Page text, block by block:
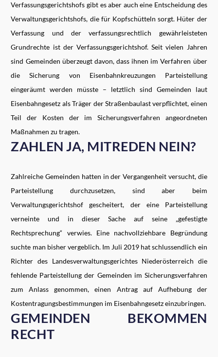
Verfassungsgerichtshofs gibt es aber auch eine Entscheidung des
Verwaltungsgerichtshofs, die für Kopfschütteln sorgt. Hüter der
Verfassung und der verfassungsrechtlich gewährleisteten
Grundrechte ist der Verfassungsgerichtshof. Seit vielen Jahren
sind Gemeinden überzeugt davon, dass ihnen im Verfahren über
die Sicherung von Eisenbahnkreuzungen Parteistellung
eingeräumt werden müsste – letztlich sind Gemeinden laut
Eisenbahngesetz als Träger der Straßenbaulast verpflichtet, einen
Teil der Kosten der im Sicherungsverfahren angeordneten
Maßnahmen zu tragen.
ZAHLEN JA, MITREDEN NEIN?
Zahlreiche Gemeinden hatten in der Vergangenheit versucht, die
Parteistellung durchzusetzen, sind aber beim
Verwaltungsgerichtshof gescheitert, der eine Parteistellung
verneinte und in dieser Sache auf seine „gefestigte
Rechtsprechung“ verwies. Eine nachvollziehbare Begründung
suchte man bisher vergeblich. Im Juli 2019 hat schlussendlich ein
Richter des Landesverwaltungsgerichtes Niederösterreich die
fehlende Parteistellung der Gemeinden im Sicherungsverfahren
zum Anlass genommen, einen Antrag auf Aufhebung der
Kostentragungsbestimmungen im Eisenbahngesetz einzubringen.
GEMEINDEN BEKOMMEN
RECHT